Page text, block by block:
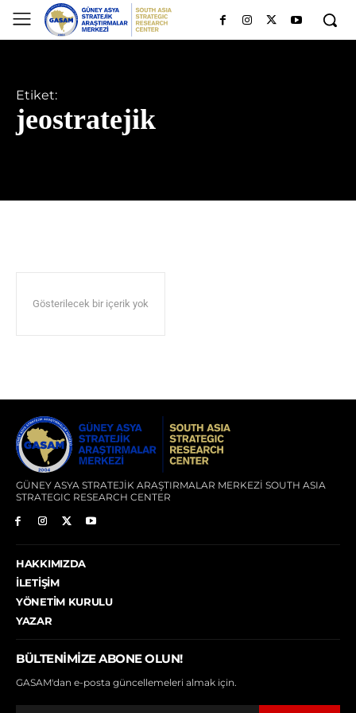
Etiket:
jeostratejik
Gösterilecek bir içerik yok
GÜNEY ASYA STRATEJİK ARAŞTIRMALAR MERKEZİ SOUTH ASIA
STRATEGIC RESEARCH CENTER
HAKKIMIZDA
İLETIŞIM
YÖNETIM KURULU
YAZAR
BÜLTENIMIZE ABONE OLUN!
GASAM'dan e-posta güncellemeleri almak için.